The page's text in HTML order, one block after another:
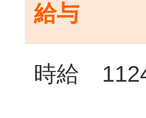
給与
時給